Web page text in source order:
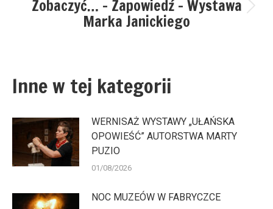
Następny
wpis:
Zobaczyć… – Zapowiedź – Wystawa
Marka Janickiego
Inne w tej kategorii
WERNISAŻ WYSTAWY „UŁAŃSKA
OPOWIEŚĆ” AUTORSTWA MARTY
PUZIO
01/08/2026
NOC MUZEÓW W FABRYCZCE